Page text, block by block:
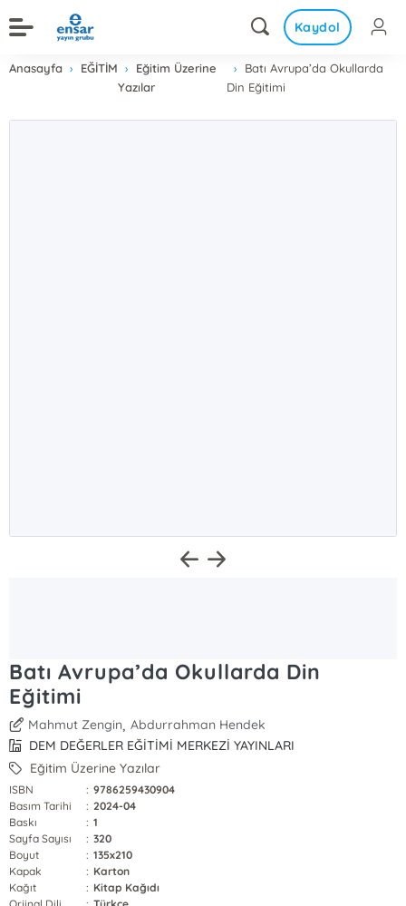
Kaydol
Anasayfa EĞİTİM
Eğitim Üzerine
Yazılar
Batı Avrupa’da Okullarda
Din Eğitimi
Batı Avrupa’da Okullarda Din
Eğitimi
Mahmut Zengin, Abdurrahman Hendek
DEM DEĞERLER EĞİTİMİ MERKEZİ YAYINLARI
Eğitim Üzerine Yazılar
ISBN : 9786259430904
Basım Tarihi
: 2024-04
Baskı
: 1
Sayfa Sayısı
: 320
Boyut
: 135x210
Kapak
: Karton
Kağıt
: Kitap Kağıdı